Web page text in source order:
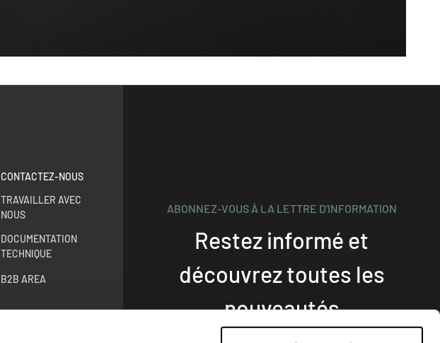
ABONNEZ-VOUS À LA LETTRE D'INFORMATION
Restez informé et
découvrez toutes les
nouveautés
CONTACTEZ-NOUS
TRAVAILLER AVEC
NOUS
DOCUMENTATION
TECHNIQUE
B2B AREA